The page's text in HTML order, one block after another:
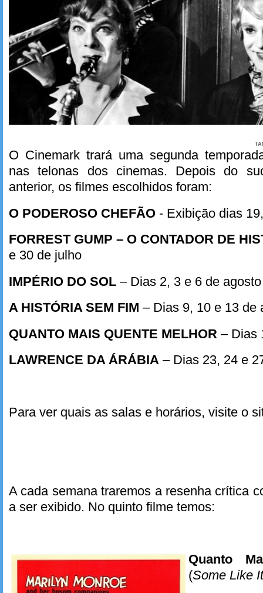
O Cinemark trará uma segunda
nas telonas dos cinemas. Depois do
anterior, os filmes escolhidos foram:
O PODEROSO CHEFÃO - Exibição dias
FORREST GUMP – O CONTADOR DE
e 30 de julho
IMPÉRIO DO SOL – Dias 2, 3 e 6 de agosto
A HISTÓRIA SEM FIM – Dias 9, 10 e 13 de
QUANTO MAIS QUENTE MELHOR – Dias
LAWRENCE DA ÁRÁBIA – Dias 23, 24 e
Para ver quais as salas e horários, visite o
A cada semana traremos a resenha crítica
a ser exibido. No quinto filme temos:
Quanto
(Some Like